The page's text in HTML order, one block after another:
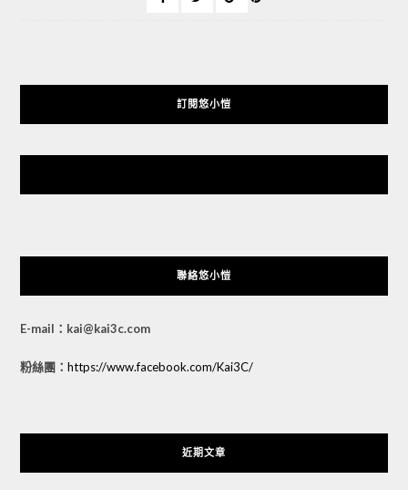
訂閱悠小愷
聯絡悠小愷
E-mail：kai@kai3c.com
粉絲團： https://www.facebook.com/Kai3C/
近期文章